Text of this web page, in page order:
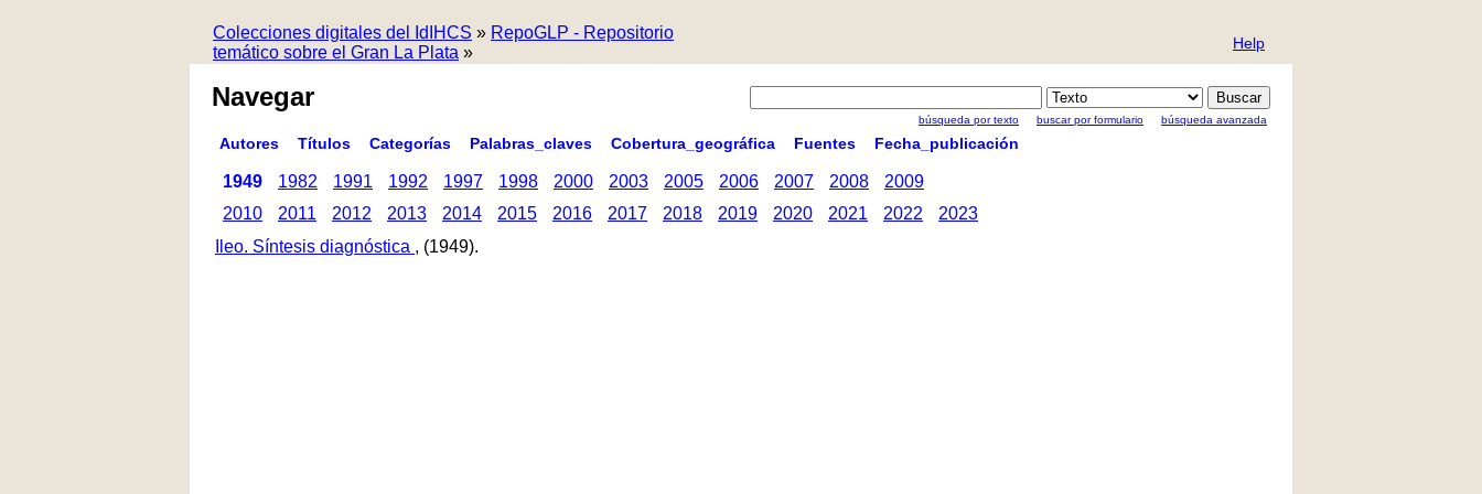
Colecciones digitales del IdIHCS » RepoGLP - Repositorio
temático sobre el Gran La Plata » Help
Navegar
búsqueda por texto buscar por formulario búsqueda avanzada
Autores Títulos Categorías Palabras_claves Cobertura_geográfica Fuentes Fecha_publicación
1949 1982 1991 1992 1997 1998 2000 2003 2005 2006 2007 2008
2009
2010
2011 2012 2013 2014 2015 2016 2017 2018 2019 2020 2021 2022
2023
Ileo. Síntesis diagnóstica , (1949).